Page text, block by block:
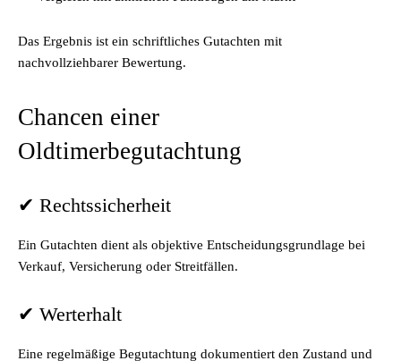
Das Ergebnis ist ein schriftliches Gutachten mit
nachvollziehbarer Bewertung.
Chancen einer
Oldtimerbegutachtung
✔ Rechtssicherheit
Ein Gutachten dient als objektive Entscheidungsgrundlage bei
Verkauf, Versicherung oder Streitfällen.
✔ Werterhalt
Eine regelmäßige Begutachtung dokumentiert den Zustand und